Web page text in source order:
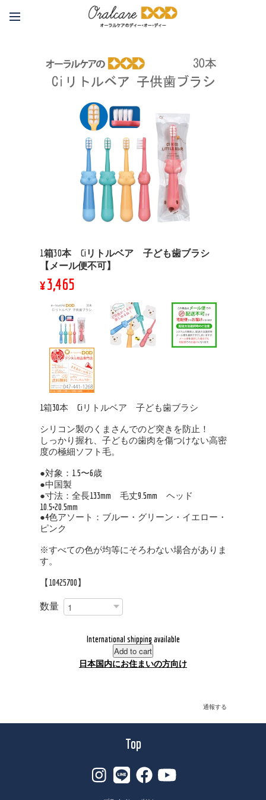
1箱30本 Ciリトルベア 子ども歯ブラシ
【メール便不可】
¥3,465
1箱30本 Ciリトルベア 子ども歯ブラシ
シリコン製のくまさんでのど突きを防止！
しっかり握れ、子どもの歯肉を傷つけない高密
度の極細ソフト毛。
●対象：1.5〜6歳
●中国製
●寸法：全長133mm 毛丈9.5mm ヘッド
10.5×20.5mm
●4色アソート：ブルー・グリーン・イエロー・
ピンク
※すべての色が均等にそろわない場合がありま
す。
【10425700】
数量
International shipping available
Add to cart
日本国内にお住まいの方向け
通報する
Top